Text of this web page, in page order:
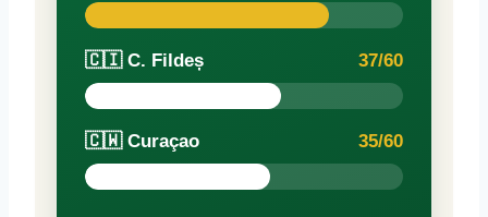
🇨🇮 C. Fildeș 37/60
🇨🇼 Curaçao 35/60